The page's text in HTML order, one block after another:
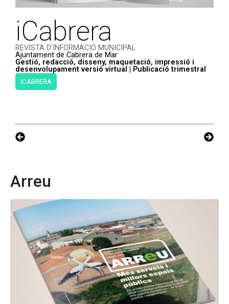
iCabrera
REVISTA D'INFORMACIÓ MUNICIPAL
Ajuntament de Cabrera de Mar
Gestió, redacció, disseny, maquetació, impressió i
desenvolupament versió virtual | Publicació trimestral
ICABRERA
Arreu